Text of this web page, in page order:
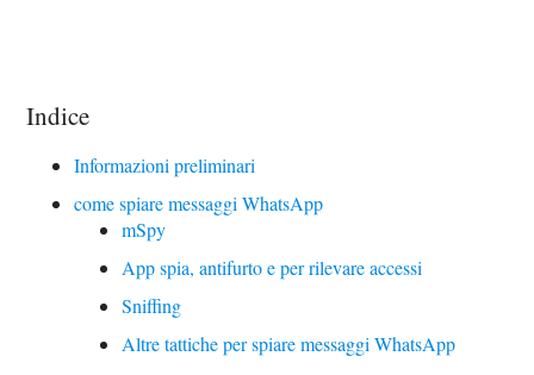
Indice
Informazioni preliminari
come spiare messaggi WhatsApp
mSpy
App spia, antifurto e per rilevare accessi
Sniffing
Altre tattiche per spiare messaggi WhatsApp